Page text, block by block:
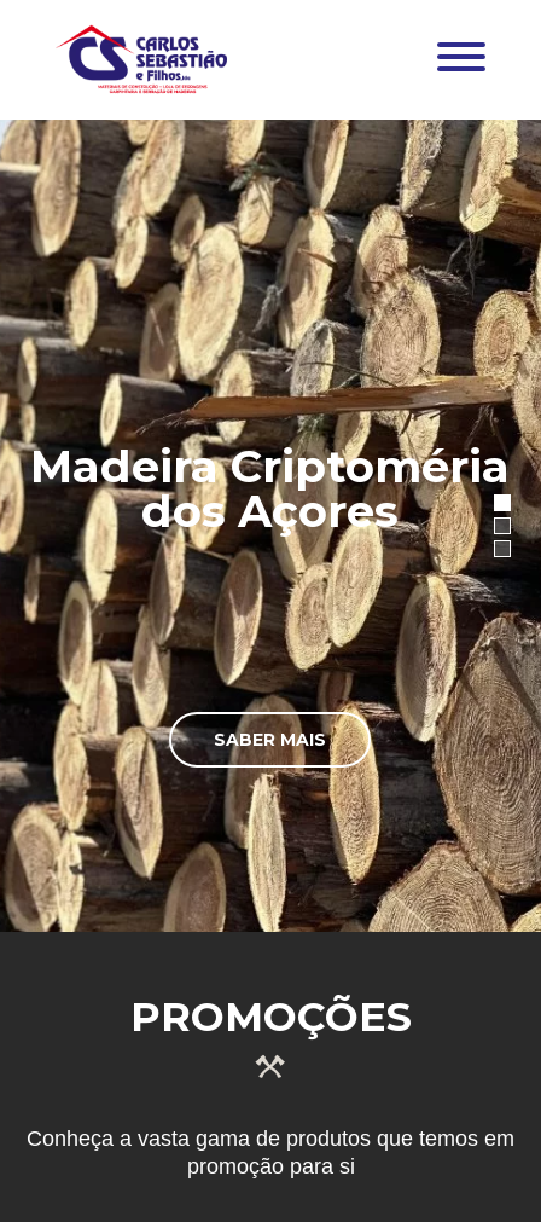
Madeira Criptoméria
dos Açores
SABER MAIS
PROMOÇÕES
Conheça a vasta gama de produtos que temos em
promoção para si